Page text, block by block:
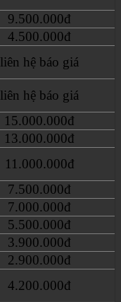
9.500.000đ
4.500.000đ
liên hệ báo giá
liên hệ báo giá
15.000.000đ
13.000.000đ
11.000.000đ
7.500.000đ
7.000.000đ
5.500.000đ
3.900.000đ
2.900.000đ
4.200.000đ